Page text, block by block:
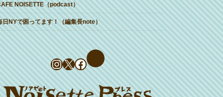
NOISETTE（podcast）
日NYで困ってます！（編集長note）
Instagram
X Facebook